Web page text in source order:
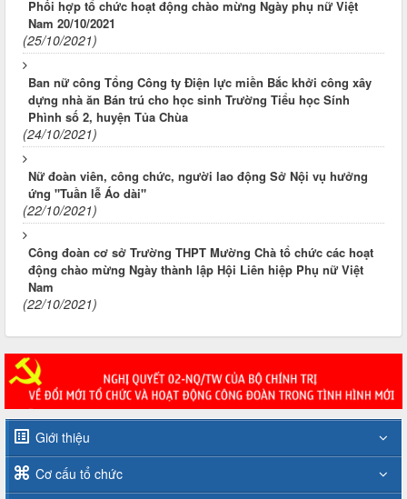
Phối hợp tổ chức hoạt động chào mừng Ngày phụ nữ Việt
Nam 20/10/2021
(25/10/2021)
Ban nữ công Tổng Công ty Điện lực miền Bắc khởi công xây
dựng nhà ăn Bán trú cho học sinh Trường Tiểu học Sính
Phình số 2, huyện Tủa Chùa
(24/10/2021)
Nữ đoàn viên, công chức, người lao động Sở Nội vụ hưởng
ứng "Tuần lễ Áo dài"
(22/10/2021)
Công đoàn cơ sở Trường THPT Mường Chà tổ chức các hoạt
động chào mừng Ngày thành lập Hội Liên hiệp Phụ nữ Việt
Nam
(22/10/2021)
Giới thiệu
Cơ cấu tổ chức